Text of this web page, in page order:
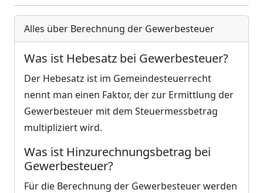
Alles über Berechnung der Gewerbesteuer
Was ist Hebesatz bei Gewerbesteuer?
Der Hebesatz ist im Gemeindesteuerrecht
nennt man einen Faktor, der zur Ermittlung der
Gewerbesteuer mit dem Steuermessbetrag
multipliziert wird.
Was ist Hinzurechnungsbetrag bei
Gewerbesteuer?
Für die Berechnung der Gewerbesteuer werden